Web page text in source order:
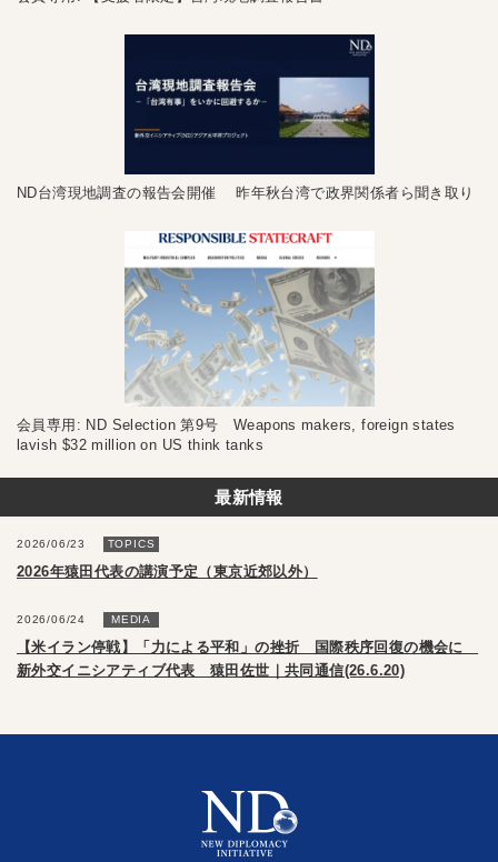
ND台湾現地調査の報告会開催 昨年秋台湾で政界関係者ら聞き取り
会員専用: ND Selection 第9号 Weapons makers, foreign states
lavish $32 million on US think tanks
最新情報
2026/06/23 TOPICS
2026年猿田代表の講演予定（東京近郊以外）
2026/06/24 MEDIA
【米イラン停戦】「力による平和」の挫折 国際秩序回復の機会に
新外交イニシアティブ代表 猿田佐世｜共同通信(26.6.20)